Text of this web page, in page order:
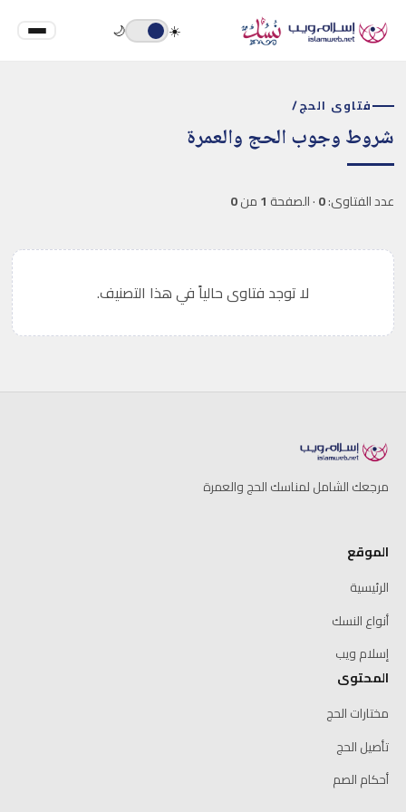
☀️
🌙
فتاوى الحج/
شروط وجوب الحج والعمرة
عدد الفتاوى:0· الصفحة 1من0
لا توجد فتاوى حالياً في هذا التصنيف.
مرجعك الشامل لمناسك الحج والعمرة
الموقع
الرئيسية
أنواع النسك
إسلام ويب
المحتوى
مختارات الحج
تأصيل الحج
أحكام الصم